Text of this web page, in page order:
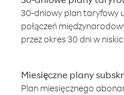
30-dniowy plan taryfowy
połączeń
przez okres 30 dni w
Miesięczne plany
Plan miesięcznego